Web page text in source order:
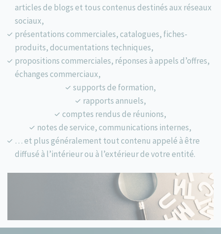
articles de blogs et tous contenus destinés aux réseaux
sociaux,
présentations commerciales, catalogues, fiches-
produits, documentations techniques,
propositions commerciales, réponses à appels d’offres,
échanges commerciaux,
supports de formation,
rapports annuels,
comptes rendus de réunions,
notes de service, communications internes,
… et plus généralement tout contenu appelé à être
diffusé à l’intérieur ou à l’extérieur de votre entité.